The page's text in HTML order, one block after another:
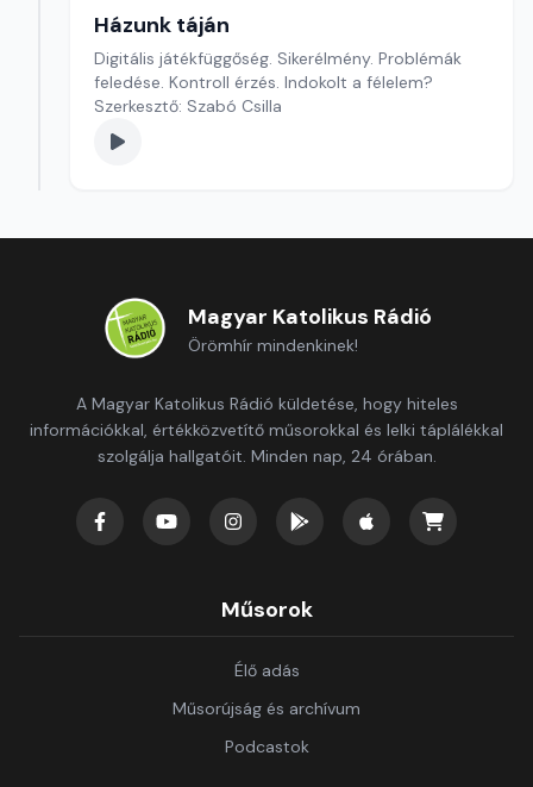
Házunk táján
Digitális játékfüggőség. Sikerélmény. Problémák
feledése. Kontroll érzés. Indokolt a félelem?
Szerkesztő: Szabó Csilla
Magyar Katolikus Rádió
Örömhír mindenkinek!
A Magyar Katolikus Rádió küldetése, hogy hiteles
információkkal, értékközvetítő műsorokkal és lelki táplálékkal
szolgálja hallgatóit. Minden nap, 24 órában.
Műsorok
Élő adás
Műsorújság és archívum
Podcastok